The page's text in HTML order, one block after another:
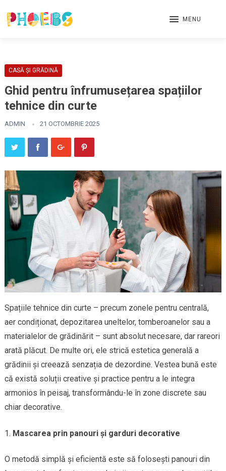
MENU
CASĂ ȘI GRĂDINĂ
Ghid pentru înfrumusețarea spațiilor
tehnice din curte
ADMIN 21 OCTOMBRIE 2025
Spațiile tehnice din curte – precum zonele pentru centrală,
aer condiționat, depozitarea uneltelor, tomberoanelor sau a
materialelor de grădinărit – sunt absolut necesare, dar rareori
arată plăcut. De multe ori, ele strică estetica generală a
grădinii și creează senzația de dezordine. Vestea bună este
că există soluții creative și practice pentru a le integra
armonios în peisaj, transformându-le în zone discrete sau
chiar decorative.
Mascarea prin panouri și garduri decorative
O metodă simplă și eficientă este să folosești panouri din